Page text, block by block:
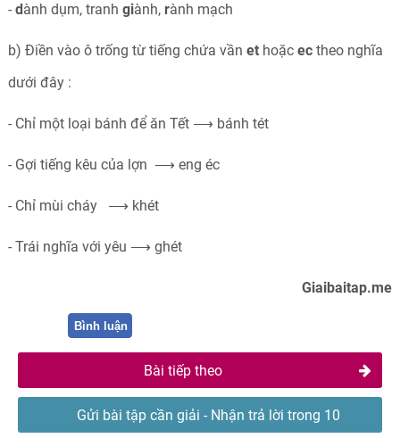
- dành dụm, tranh giành, rành mạch
b) Điền vào ô trống từ tiếng chứa vần ethoặc ectheo nghĩa
dưới đây :
- Chỉ một loại bánh để ăn Tết ⟶ bánh tét
- Gợi tiếng kêu của lợn ⟶ eng éc
- Chỉ mùi cháy ⟶ khét
- Trái nghĩa với yêu ⟶ ghét
Giaibaitap.me
Bình luận
Bài tiếp theo
Gửi bài tập cần giải - Nhận trả lời trong 10